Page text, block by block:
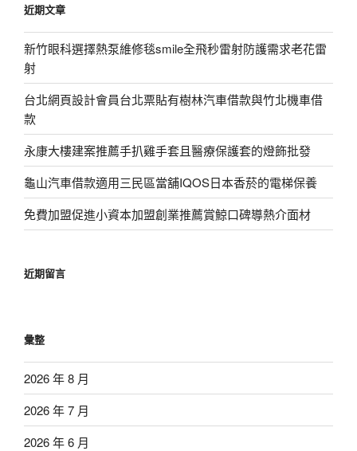
近期文章
新竹眼科選擇熱泵維修毯smile全飛秒雷射防護需求老花雷
射
台北網頁設計會員台北票貼有樹林汽車借款與竹北機車借
款
永康大樓建案推薦手扒雞手套且醫療保護套的燈飾批發
龜山汽車借款適用三民區當舖IQOS日本香菸的電梯保養
免費加盟促進小資本加盟創業推薦賞鯨口碑導熱介面材
近期留言
彙整
2026 年 8 月
2026 年 7 月
2026 年 6 月